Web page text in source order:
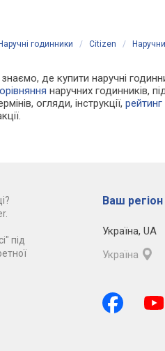
Наручні годинники / Citizen /
де купити наручні
наручних годинників,
огляди, інструкції,рейтинг
під
Ваш регіон
Україна, UA
Україна